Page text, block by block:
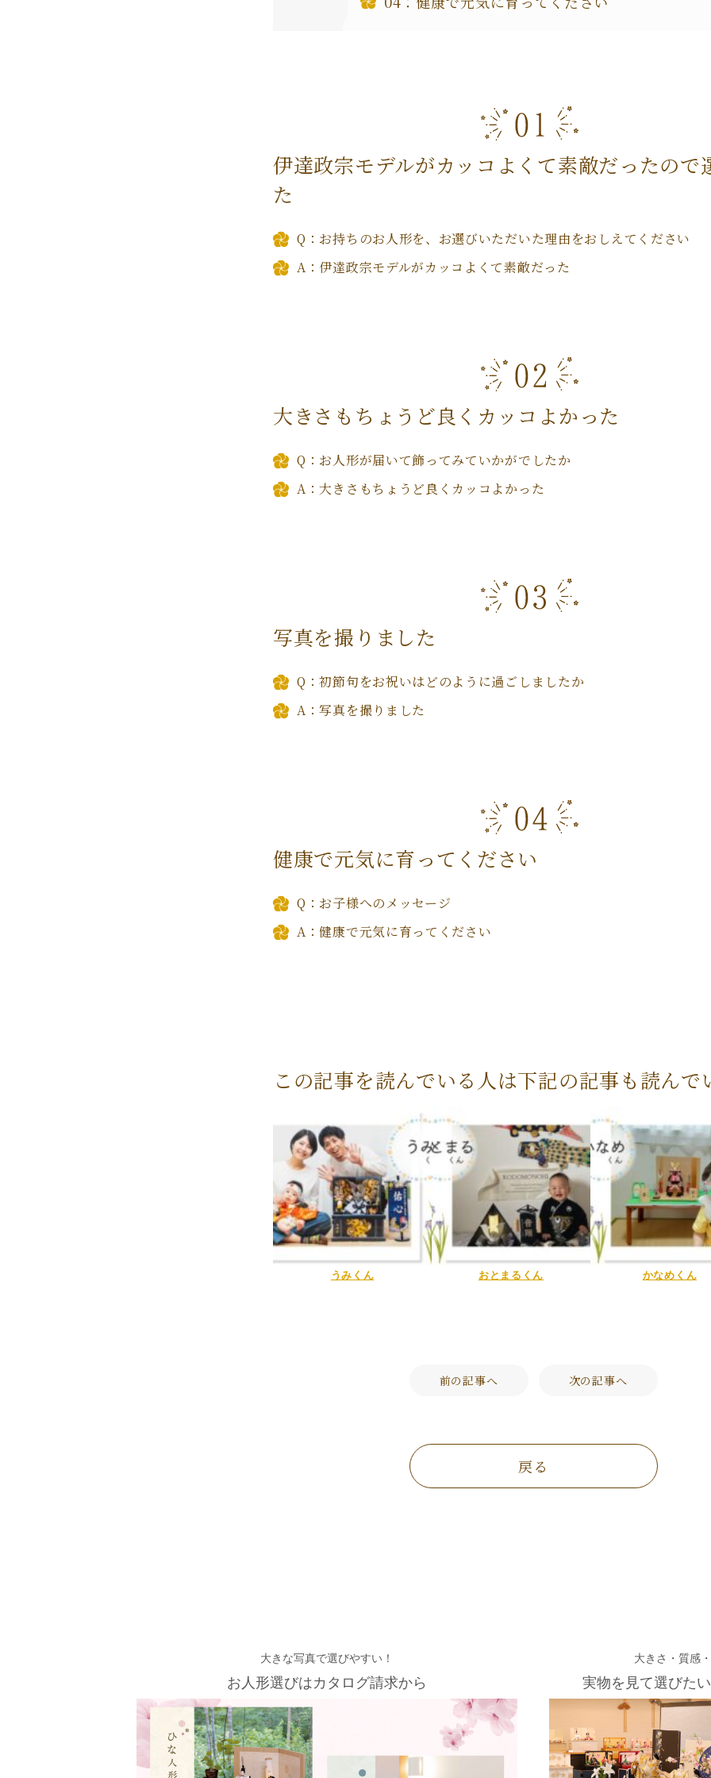
伊達政宗モデルがカッコよくて素敵だったので
た
Q：お持ちのお人形を、お選びいただいた理由をおしえてください
A：伊達政宗モデルがカッコよくて素敵だった
大きさもちょうど良くカッコよかった
Q：お人形が届いて飾ってみていかがでしたか
A：大きさもちょうど良くカッコよかった
写真を撮りました
Q：初節句をお祝いはどのように過ごしましたか
A：写真を撮りました
健康で元気に育ってください
Q：お子様へのメッセージ
A：健康で元気に育ってください
この記事を読んでいる人は下記の記事も読んで
うみくん おとまるくん かなめくん
前の記事へ 次の記事へ
戻る
大きな写真で選びやすい！
お人形選びはカタログ請求から
大きさ・質感
実物を見て選びた